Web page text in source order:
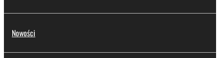
Nowości